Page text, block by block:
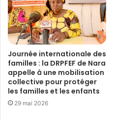
Journée internationale des
familles : la DRPFEF de Nara
appelle à une mobilisation
collective pour protéger
les familles et les enfants
29 mai 2026